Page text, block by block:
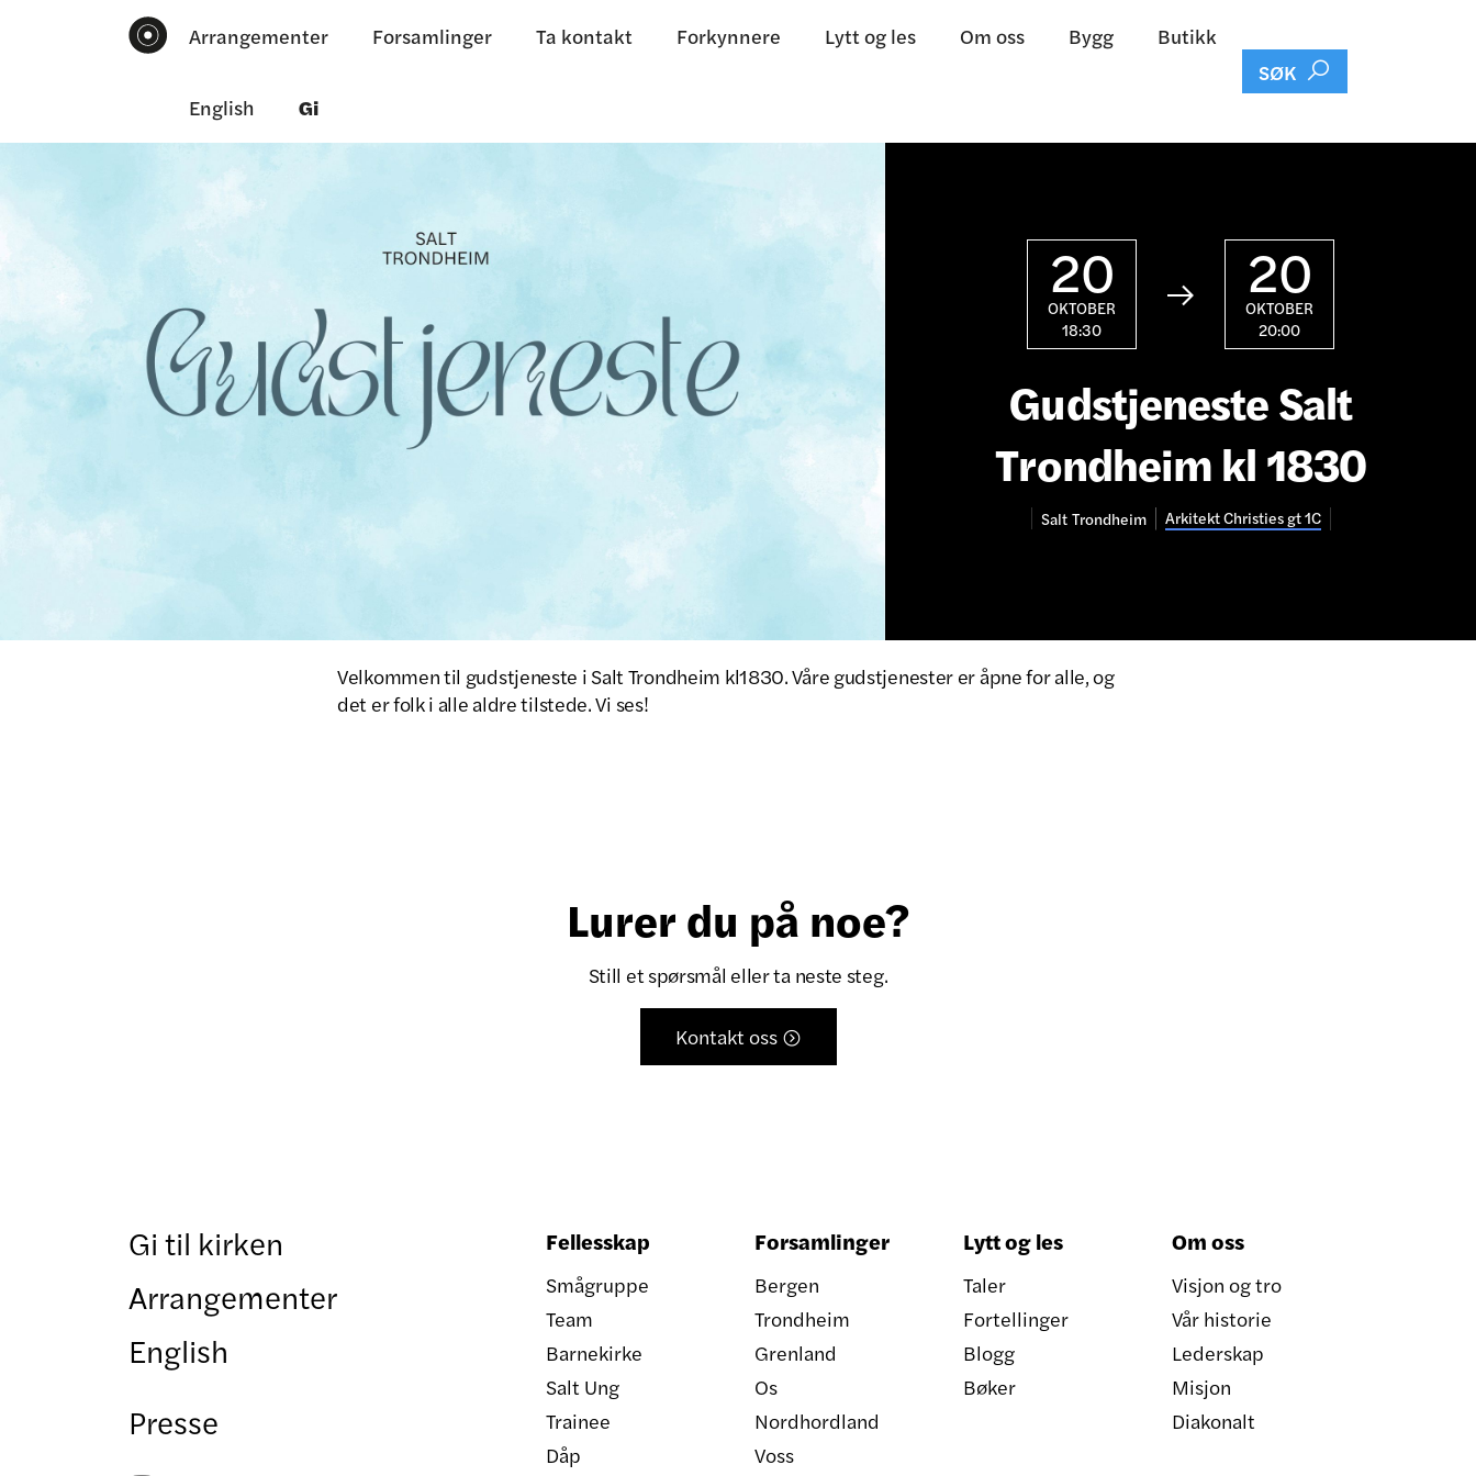
Arrangementer Forsamlinger Ta kontakt Forkynnere Lytt og les Om oss Bygg Butikk
English Gi
SØK 
20
OKTOBER
18:30
 20
OKTOBER
20:00
Gudstjeneste Salt
Trondheim kl 1830
Salt Trondheim Arkitekt Christies gt 1C
Velkommen til gudstjeneste i Salt Trondheim kl1830. Våre gudstjenester er åpne for alle, og
det er folk i alle aldre tilstede. Vi ses!
Lurer du på noe?
Still et spørsmål eller ta neste steg.
Kontakt oss 
Gi til kirken
Arrangementer
English
Presse
Fellesskap
Smågruppe
Team
Barnekirke
Salt Ung
Trainee
Dåp
Forsamlinger
Bergen
Trondheim
Grenland
Os
Nordhordland
Voss
Lytt og les
Taler
Fortellinger
Blogg
Bøker
Om oss
Visjon og tro
Vår historie
Lederskap
Misjon
Diakonalt